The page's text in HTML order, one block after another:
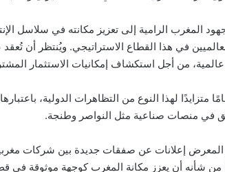
المغرب الرامية إلى تعزيز مكانته في سلاسل
في هذا القطاع الاستراتيجي. ويُنتظر أن
من أجل استكشاف إمكانيات الاستثمار
متزايدًا لهذا النوع من التظاهرات الدولية،
في منصات صناعية مثل النواصر وطنجة.
إعلانات عن صفقات جديدة بين شركات مغربية
من شأنه أن يعزز مكانة المغرب كوجهة موثوقة في